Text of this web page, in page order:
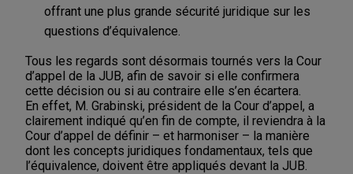
offrant une plus grande sécurité juridique sur les
questions d’équivalence.
Tous les regards sont désormais tournés vers la Cour
d’appel de la JUB, afin de savoir si elle confirmera
cette décision ou si au contraire elle s’en écartera.
En effet, M. Grabinski, président de la Cour d’appel, a
clairement indiqué qu’en fin de compte, il reviendra à la
Cour d’appel de définir – et harmoniser – la manière
dont les concepts juridiques fondamentaux, tels que
l’équivalence, doivent être appliqués devant la JUB.